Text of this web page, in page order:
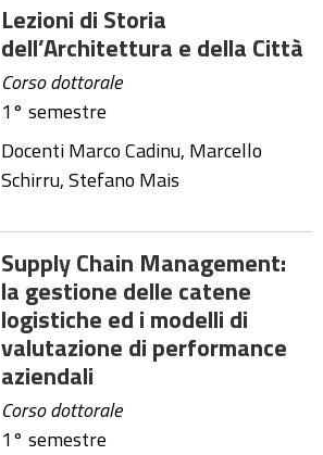
Lezioni di Storia
dell’Architettura e della Città
Corso dottorale
1° semestre
Docenti Marco Cadinu, Marcello
Schirru, Stefano Mais
Supply Chain Management:
la gestione delle catene
logistiche ed i modelli di
valutazione di performance
aziendali
Corso dottorale
1° semestre